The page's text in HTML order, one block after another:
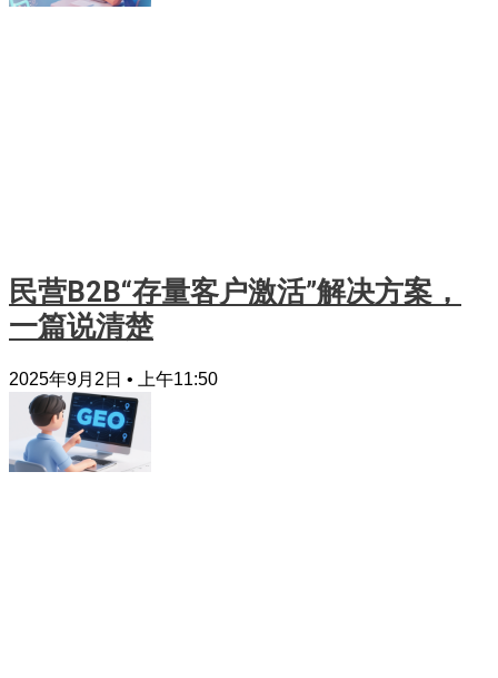
民营B2B“存量客户激活”解决方案，
一篇说清楚
2025年9月2日 上午11:50